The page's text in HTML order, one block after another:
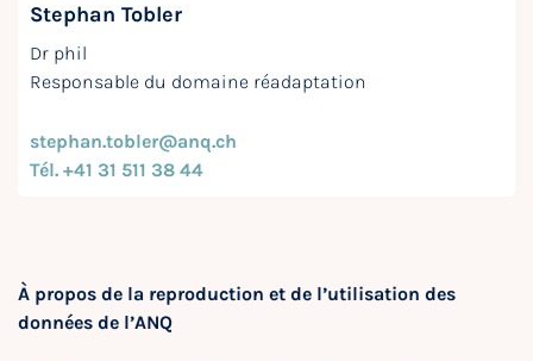
Stephan Tobler
Dr phil
Responsable du domaine réadaptation
stephan.tobler@anq.ch
Tél. +41 31 511 38 44
À propos de la reproduction et de l’utilisation des
données de l’ANQ